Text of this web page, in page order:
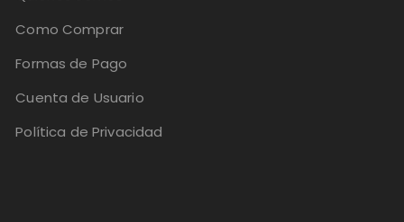
Como Comprar
Formas de Pago
Cuenta de Usuario
Política de Privacidad